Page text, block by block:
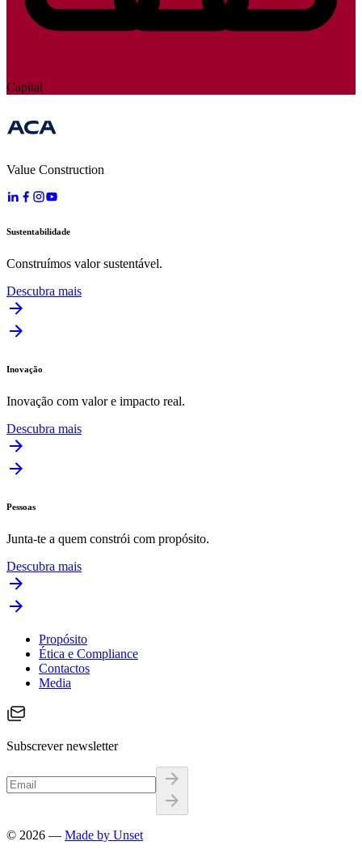
Capital
Value Construction
Sustentabilidade
Construímos valor sustentável.
Descubra mais
Inovação
Inovação com valor e impacto real.
Descubra mais
Pessoas
Junta-te a quem constrói com propósito.
Descubra mais
Propósito
Ética e Compliance
Contactos
Media
Subscrever newsletter
© 2026 — Made by Unset